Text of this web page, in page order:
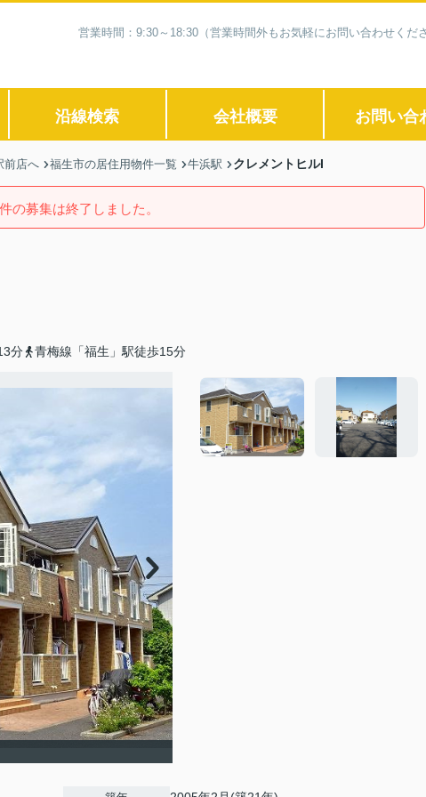
営業時間：9:30～18:30（営業時間外もお気軽にお問い合わせく
沿線検索 会社概要 お問い合
前店へ 福生市の居住用物件一覧 牛浜駅 クレメントヒルI
の募集は終了しました。
分 青梅線「福生」駅徒歩15分